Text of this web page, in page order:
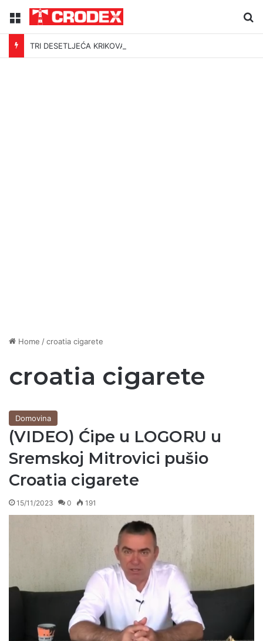
Menu
TRI DESETLJEĆA KRIKOVA OČAJNIKA
Home /croatia cigarete
croatia cigarete
Domovina
(VIDEO) Ćipe u LOGORU u
Sremskoj Mitrovici pušio
Croatia cigarete
15/11/2023 0 191